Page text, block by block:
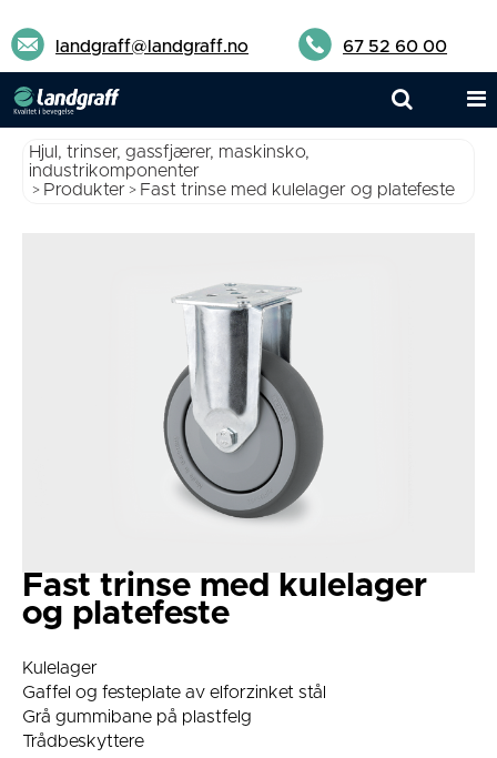
landgraff@landgraff.no 67 52 60 00
Hjul, trinser, gassfjærer, maskinsko,
industrikomponenter
> Produkter > Fast trinse med kulelager og platefeste
Fast trinse med kulelager
og platefeste
Kulelager
Gaffel og festeplate av elforzinket stål
Grå gummibane på plastfelg
Trådbeskyttere